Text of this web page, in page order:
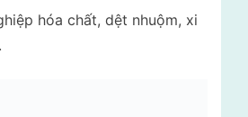
hóa chất, dệt nhuộm, xi